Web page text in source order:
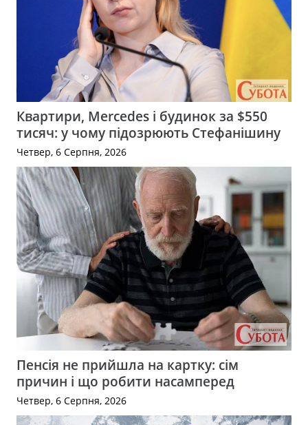
Квартири, Mercedes і будинок за $550
тисяч: у чому підозрюють Стефанішину
Четвер, 6 Серпня, 2026
Пенсія не прийшла на картку: сім
причин і що робити насамперед
Четвер, 6 Серпня, 2026